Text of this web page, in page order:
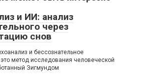
и ИИ: анализ
через
снов
и бессознательное
метод исследования человеческой
Зигмундом